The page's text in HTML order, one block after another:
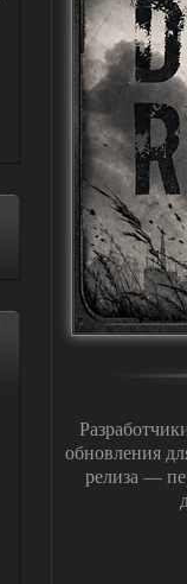
обновления
релиза —